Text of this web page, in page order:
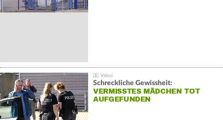
Schreckliche Gewissheit:
VERMISSTES MÄDCHEN TOT
AUFGEFUNDEN